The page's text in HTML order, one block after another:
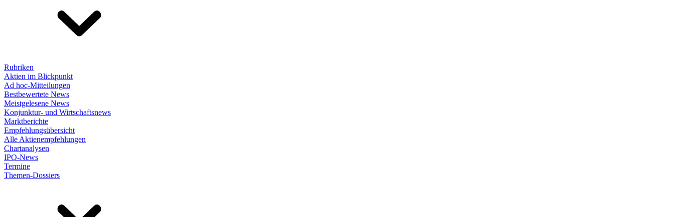
Rubriken
Aktien im Blickpunkt
Ad hoc-Mitteilungen
Bestbewertete News
Meistgelesene News
Konjunktur- und Wirtschaftsnews
Marktberichte
Empfehlungsübersicht
Alle Aktienempfehlungen
Chartanalysen
IPO-News
Termine
Themen-Dossiers